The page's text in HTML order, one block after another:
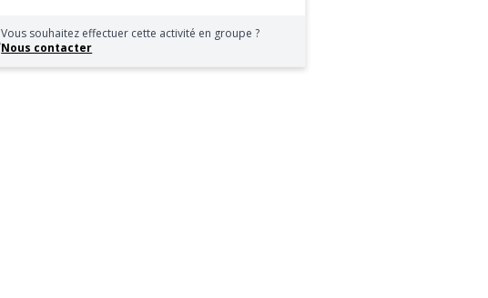
Vous souhaitez effectuer cette activité en groupe ?
Nous contacter